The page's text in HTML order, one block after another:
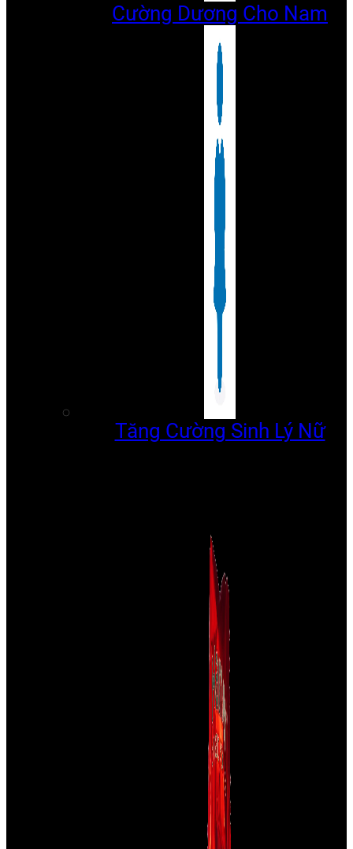
Cường Dương Cho Nam
Tăng Cường Sinh Lý Nữ